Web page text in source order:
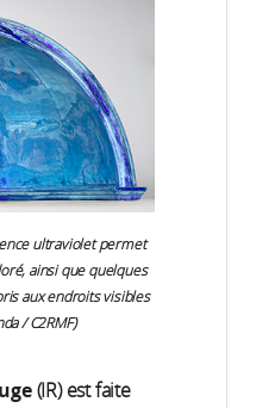
ultraviolet permet
ainsi que quelques
aux endroits visibles
/ C2RMF)
(IR) est faite